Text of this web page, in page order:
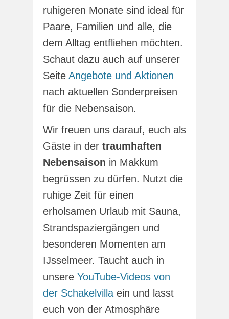
ruhigeren Monate sind ideal für
Paare, Familien und alle, die
dem Alltag entfliehen möchten.
Schaut dazu auch auf unserer
Seite Angebote und Aktionen
nach aktuellen Sonderpreisen
für die Nebensaison.
Wir freuen uns darauf, euch als
Gäste in der traumhaften
Nebensaison in Makkum
begrüssen zu dürfen. Nutzt die
ruhige Zeit für einen
erholsamen Urlaub mit Sauna,
Strandspaziergängen und
besonderen Momenten am
IJsselmeer. Taucht auch in
unsere YouTube-Videos von
der Schakelvilla ein und lasst
euch von der Atmosphäre